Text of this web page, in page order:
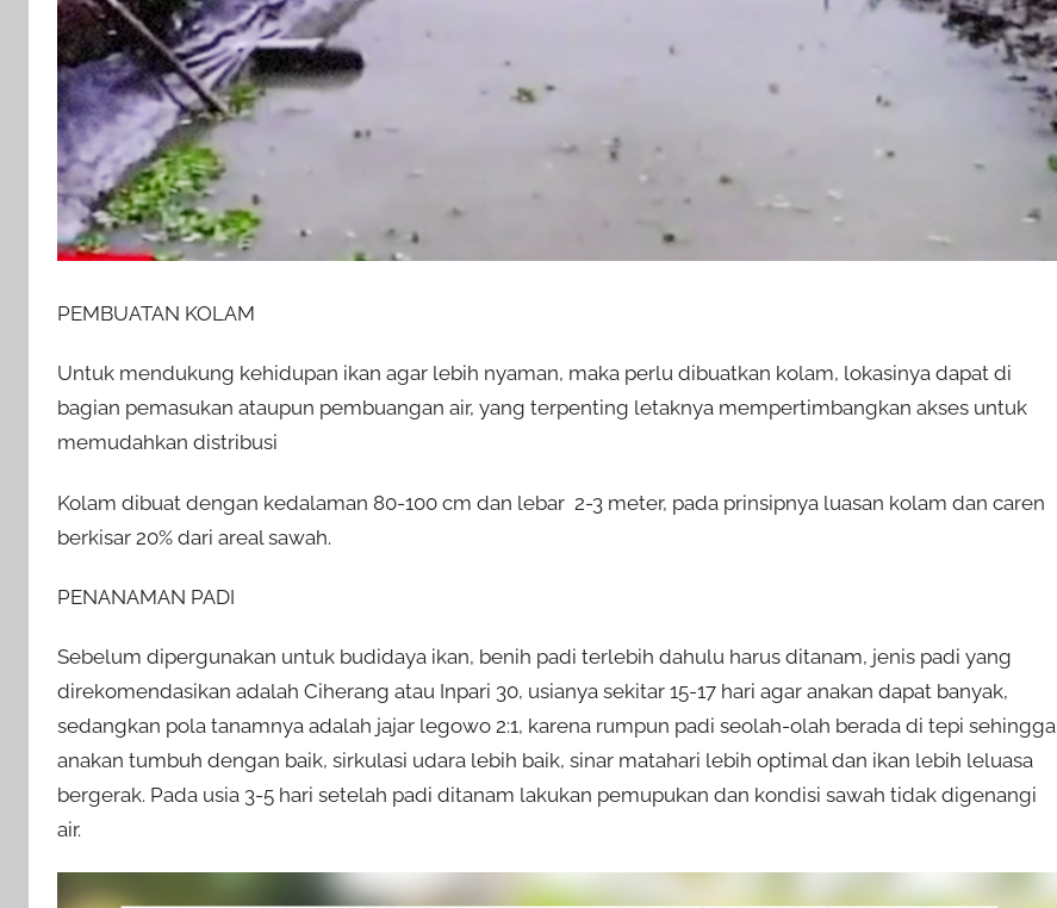
PEMBUATAN KOLAM
Untuk mendukung kehidupan ikan agar lebih nyaman, maka perlu dibuatkan kolam, lokasinya dapat di
bagian pemasukan ataupun pembuangan air, yang terpenting letaknya mempertimbangkan akses untuk
memudahkan distribusi
Kolam dibuat dengan kedalaman 80-100 cm dan lebar 2-3 meter, pada prinsipnya luasan kolam dan caren
berkisar 20% dari areal sawah.
PENANAMAN PADI
Sebelum dipergunakan untuk budidaya ikan, benih padi terlebih dahulu harus ditanam, jenis padi yang
direkomendasikan adalah Ciherang atau Inpari 30, usianya sekitar 15-17 hari agar anakan dapat banyak,
sedangkan pola tanamnya adalah jajar legowo 2:1, karena rumpun padi seolah-olah berada di tepi sehingga
anakan tumbuh dengan baik, sirkulasi udara lebih baik, sinar matahari lebih optimal dan ikan lebih leluasa
bergerak. Pada usia 3-5 hari setelah padi ditanam lakukan pemupukan dan kondisi sawah tidak digenangi
air.